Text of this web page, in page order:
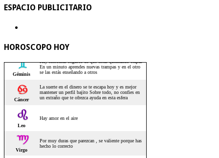
ESPACIO PUBLICITARIO
HOROSCOPO HOY